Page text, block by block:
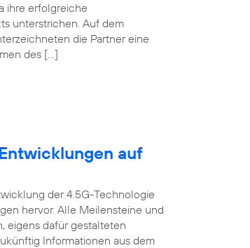
ihre erfolgreiche
unterstrichen. Auf dem
die Partner eine
des […]
auf
der 4.5G-Technologie
hervor. Alle Meilensteine und
eigens dafür gestalteten
Informationen aus dem